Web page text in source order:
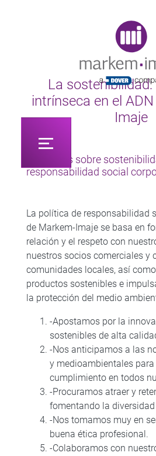
La
intrínseca en el
Imaje
Iniciativas sobre
responsabilidad social
La política de responsabilidad
de Markem-Imaje se basa en
relación y el respeto con
nuestros socios comerciales y
comunidades locales, así
productos sostenibles e
la protección del medio
-Apostamos por la
sostenibles de alta
-Nos anticipamos a las
y medioambientales
cumplimiento en todos
-Procuramos atraer y
fomentando la
-Nos tomamos muy en
buena ética profesional.
-Colaboramos con